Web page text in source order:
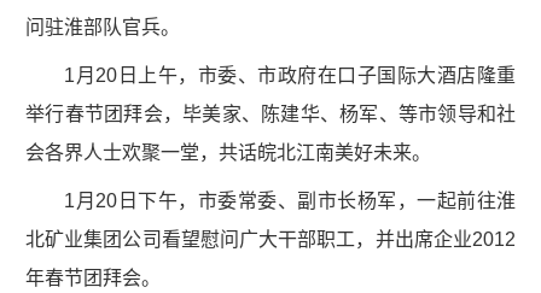
问驻淮部队官兵。
1月20日上午，市委、市政府在口子国际大酒店隆重
举行春节团拜会，毕美家、陈建华、杨军、等市领导和社
会各界人士欢聚一堂，共话皖北江南美好未来。
1月20日下午，市委常委、副市长杨军，一起前往淮
北矿业集团公司看望慰问广大干部职工，并出席企业2012
年春节团拜会。